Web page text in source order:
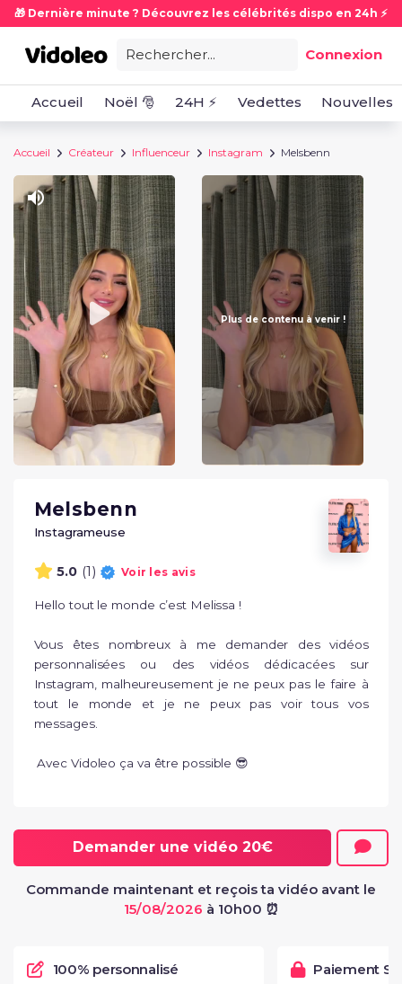
🎁 Dernière minute ? Découvrez les célébrités dispo en 24h ⚡
Rechercher... Connexion
Accueil Noël 🎅 24H ⚡ Vedettes Nouvelles
Accueil Créateur Influenceur Instagram Melsbenn
Plus de contenu à venir !
Melsbenn
Instagrameuse
5.0 (1) Voir les avis
Hello tout le monde c’est Melissa !
Vous êtes nombreux à me demander des vidéos
personnalisées ou des vidéos dédicacées sur
Instagram, malheureusement je ne peux pas le faire à
tout le monde et je ne peux pas voir tous vos
messages.
Avec Vidoleo ça va être possible 😎
Demander une vidéo 20€
Commande maintenant et reçois ta vidéo avant le
15/08/2026 à 10h00 ⏰
100% personnalisé Paiement